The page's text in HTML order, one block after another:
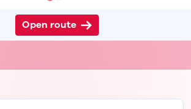
Open route